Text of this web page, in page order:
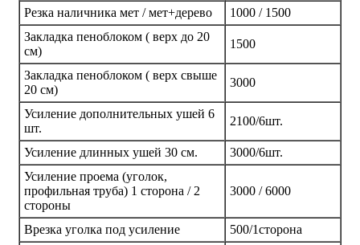
Резка наличника мет / мет+дерево
1000 / 1500
Закладка пеноблоком ( верх до 20
см)
1500
Закладка пеноблоком ( верх свыше
20 см)
3000
Усиление дополнительных ушей 6
шт.
2100/6шт.
Усиление длинных ушей 30 см.
3000/6шт.
Усиление проема (уголок,
профильная труба) 1 сторона / 2
стороны
3000 / 6000
Врезка уголка под усиление
500/1сторона